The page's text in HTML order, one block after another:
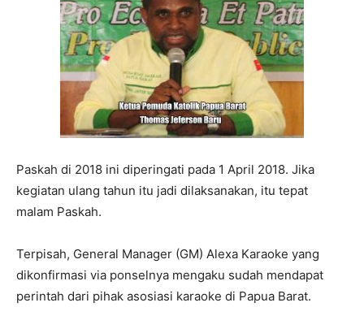
Paskah di 2018 ini diperingati pada 1 April 2018. Jika
kegiatan ulang tahun itu jadi dilaksanakan, itu tepat
malam Paskah.
Terpisah, General Manager (GM) Alexa Karaoke yang
dikonfirmasi via ponselnya mengaku sudah mendapat
perintah dari pihak asosiasi karaoke di Papua Barat.